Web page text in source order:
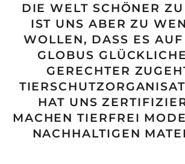
DIE WELT SCHÖNER
IST UNS ABER ZU
WOLLEN, DASS ES AUF
GLOBUS
GERECHTER
HAT UNS
MACHEN TIERFREI
NACHHALTIGEN